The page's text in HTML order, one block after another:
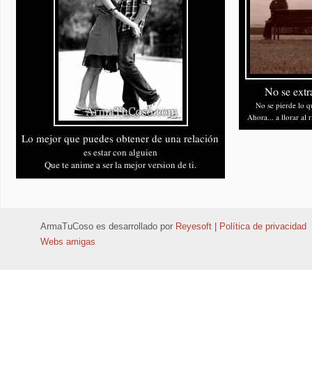
ArmaTuCoso es desarrollado por Reyesoft
Política de privacidad
Webs amigas